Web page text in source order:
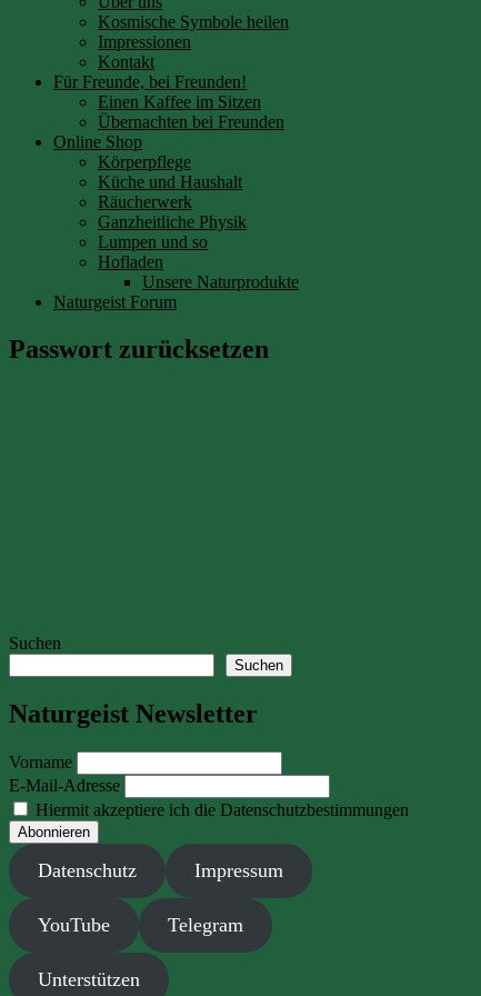
Kosmische Symbole heilen
Impressionen
Kontakt
Für Freunde, bei Freunden!
Einen Kaffee im Sitzen
Übernachten bei Freunden
Online Shop
Körperpflege
Küche und Haushalt
Räucherwerk
Ganzheitliche Physik
Lumpen und so
Hofladen
Unsere Naturprodukte
Naturgeist Forum
Passwort zurücksetzen
Suchen
Suchen
Naturgeist Newsletter
Vorname
E-Mail-Adresse
Hiermit akzeptiere ich die Datenschutzbestimmungen
Datenschutz Impressum
YouTube Telegram
Unterstützen